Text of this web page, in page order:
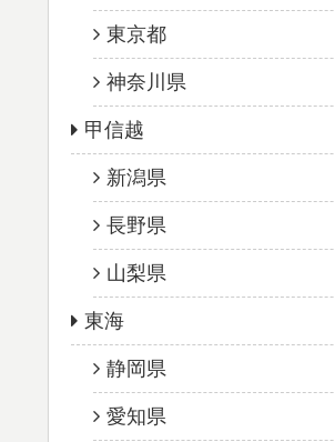
東京都
神奈川県
甲信越
新潟県
長野県
山梨県
東海
静岡県
愛知県